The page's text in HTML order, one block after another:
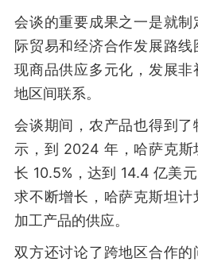
会谈的重要成果之一是就制
际贸易和经济合作发展路
现商品供应多元化，发展
地区间联系。
会谈期间，农产品也得到
示，到 2024 年，哈萨克斯
长 10.5%，达到 14.4 亿美
求不断增长，哈萨克斯坦
加工产品的供应。
双方还讨论了跨地区合作